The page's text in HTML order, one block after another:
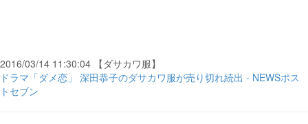
2016/03/14 11:30:04 【ダサカワ服】
ドラマ「ダメ恋」 深田恭子のダサカワ服が売り切れ続出 - NEWSポス
トセブン